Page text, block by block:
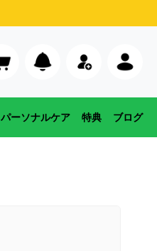
パーソナルケア 特典 ブログ